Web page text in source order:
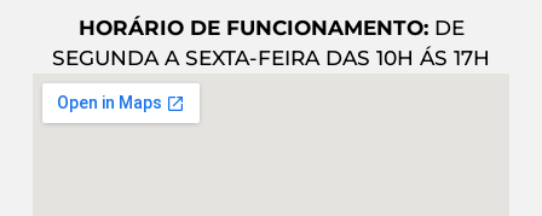
HORÁRIO DE FUNCIONAMENTO:DE
SEGUNDA A SEXTA-FEIRA DAS 10H ÁS 17H